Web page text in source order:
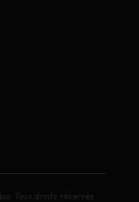
Tous droits réservés.